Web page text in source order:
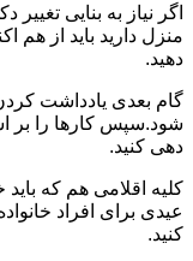
اگر نیاز به بنایی
منزل دارید باید از هم
دهید.
گام بعدی یادداشت
شود.سپس کارها را بر
دهی کنید.
کلیه اقلامی هم که
عیدی برای افراد
کنید.